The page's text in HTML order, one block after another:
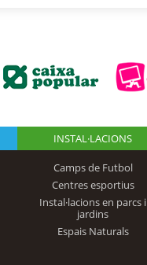
INSTAL·LACIONS
Camps de Futbol
Centres esportius
Instal·lacions en parcs i
jardins
Espais Naturals